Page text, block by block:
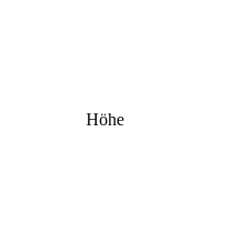
Höhe